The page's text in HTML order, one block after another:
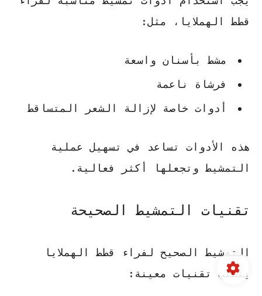
قطط الهملايا، مثل:
مشط بأسنان واسعة
فرشاة ناعمة
أدوات خاصة لإزالة الشعر المتساقط
هذه الأدوات تساعد في تسهيل عملية
التمشيط وتجعلها أكثر فعالية.
تقنيات التمشيط الصحيحة
التمشيط الصحيح لفراء قطط الهملايا
يتطلب تقنيات معينة: